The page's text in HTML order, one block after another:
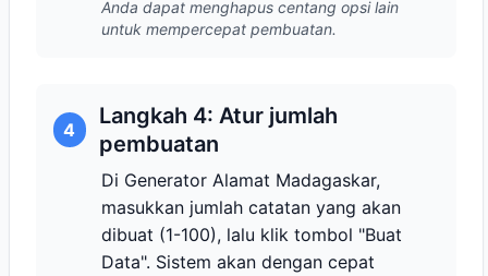
Anda dapat menghapus centang opsi lain
untuk mempercepat pembuatan.
4
Langkah 4: Atur jumlah
pembuatan
Di Generator Alamat Madagaskar,
masukkan jumlah catatan yang akan
dibuat (1-100), lalu klik tombol "Buat
Data". Sistem akan dengan cepat